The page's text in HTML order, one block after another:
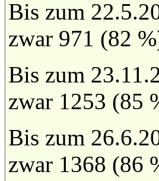
Bis zum
zwar 971 (82
Bis zum
zwar 1253 (85
Bis zum
zwar 1368 (86